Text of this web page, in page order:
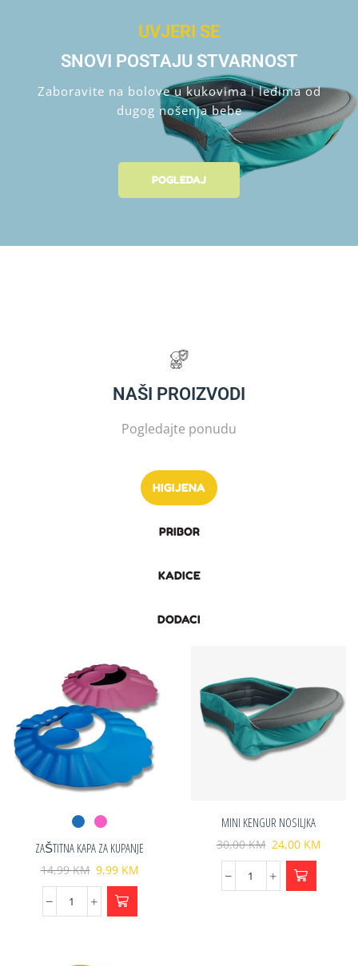
UVJERI SE
SNOVI POSTAJU STVARNOST
Zaboravite na bolove u kukovima i leđima od
dugog nošenja bebe
POGLEDAJ
NAŠI PROIZVODI
Pogledajte ponudu
HIGIJENA
PRIBOR
KADICE
DODACI
ZAŠTITNA KAPA ZA KUPANJE
14,99KM 9,99 KM
MINI KENGUR NOSILJKA
30,00KM 24,00 KM